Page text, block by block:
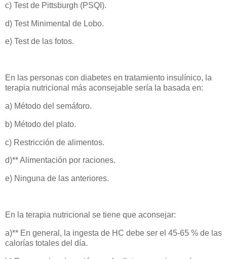
c) Test de Pittsburgh (PSQI).
d) Test Minimental de Lobo.
e) Test de las fotos.
En las personas con diabetes en tratamiento insulínico, la
terapia nutricional más aconsejable sería la basada en:
a) Método del semáforo.
b) Método del plato.
c) Restricción de alimentos.
d)** Alimentación por raciones.
e) Ninguna de las anteriores.
En la terapia nutricional se tiene que aconsejar:
a)** En general, la ingesta de HC debe ser el 45-65 % de las
calorías totales del día.